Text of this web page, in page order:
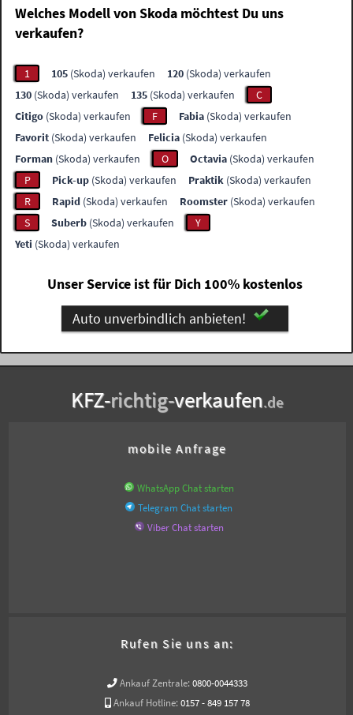
Welches Modell von Skoda möchtest Du uns
verkaufen?
1 105 (Skoda) verkaufen 120 (Skoda) verkaufen
130 (Skoda) verkaufen 135 (Skoda) verkaufen
C
Citigo (Skoda) verkaufen F Fabia (Skoda) verkaufen
Favorit (Skoda) verkaufen Felicia (Skoda) verkaufen
Forman (Skoda) verkaufen O Octavia (Skoda) verkaufen
P
Pick-up (Skoda) verkaufen Praktik (Skoda) verkaufen
R
Rapid (Skoda) verkaufen Roomster (Skoda) verkaufen
S
Suberb (Skoda) verkaufen
Y
Yeti (Skoda) verkaufen
Unser Service ist für Dich 100% kostenlos
Auto unverbindlich anbieten!
KFZ-richtig-verkaufen.de
mobile Anfrage
WhatsApp Chat starten
Telegram Chat starten
Viber Chat starten
Rufen Sie uns an:
Ankauf Zentrale: 0800-0044333
Ankauf Hotline: 0157 - 849 157 78